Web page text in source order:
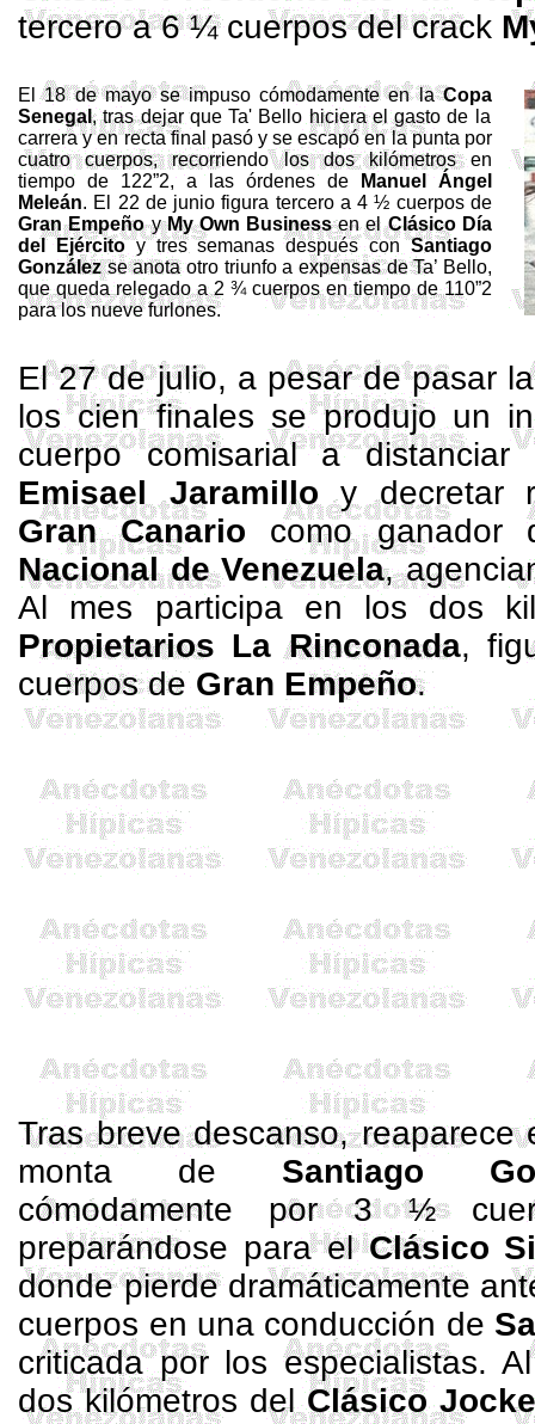
tercero a 6 ¼ cuerpos del crack
El 18 de mayo se impuso cómodamente enlaCopa
Senegal, tras dejar queTa' Bello hiciera el gasto de la
carrera y en recta final pasó y se escapó en la punta por
cuatro cuerpos, recorriendo los dos kilómetros en
tiempo de 122”2, a las órdenes de
Manuel Ángel
Meleán. El 22 de junio figura tercero a 4 ½ cuerpos de
Gran EmpeñoyMy Own Businessen elClásico Día
del Ejércitoy tres semanas después conSantiago
Gonzálezse anota otro triunfo a expensas deTa’ Bello,
que queda relegado a 2 ¾ cuerpos en tiempo de 110”2
para los nueve furlones.
El 27 de julio, a pesar de pasar
los cien finales se produjo un
cuerpocomisariala
Emisael Jaramillo y decretar
Gran Canario como
Nacional de Venezuela,
Al mes participa en los dos
Propietarios La Rinconada,
cuerpos deGran Empeño.
Tras breve descanso,
monta de Santiago
cómodamente por 3 ½
preparándose para elClásico
donde pierde dramáticamente
cuerpos en una conducción de
criticada por los especialistas.
dos kilómetros delClásico